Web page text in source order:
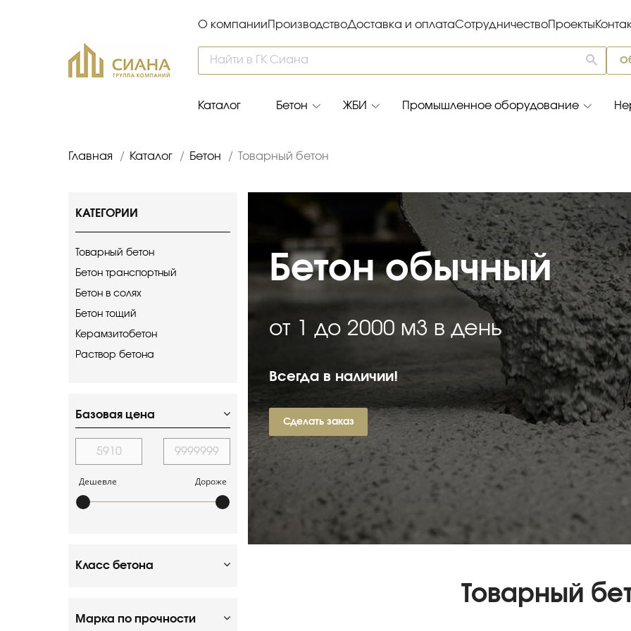
О компании ПроизводствоДоставка и оплатаСотрудничество Проекты
Каталог Бетон ЖБИ Промышленное оборудование
Главная / Каталог / Бетон / Товарный бетон
КАТЕГОРИИ
Товарный бетон
Бетон транспортный
Бетон в солях
Бетон тощий
Керамзитобетон
Раствор бетона
Базовая цена
Дешевле Дороже
Класс бетона
Марка по прочности
Бетон обычный
от 1 до 2000 м3 в день
Всегда в наличии!
Сделать заказ
Товарный